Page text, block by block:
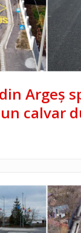
Argeș
calvar